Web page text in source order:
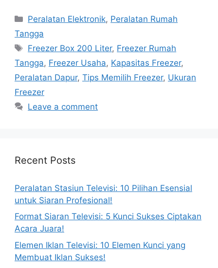
Categories
Peralatan Elektronik, Peralatan Rumah
Tangga
Tags
Freezer Box 200 Liter, Freezer Rumah
Tangga, Freezer Usaha, Kapasitas Freezer,
Peralatan Dapur, Tips Memilih Freezer, Ukuran
Freezer
Leave a comment
Recent Posts
Peralatan Stasiun Televisi: 10 Pilihan Esensial
untuk Siaran Profesional!
Format Siaran Televisi: 5 Kunci Sukses Ciptakan
Acara Juara!
Elemen Iklan Televisi: 10 Elemen Kunci yang
Membuat Iklan Sukses!